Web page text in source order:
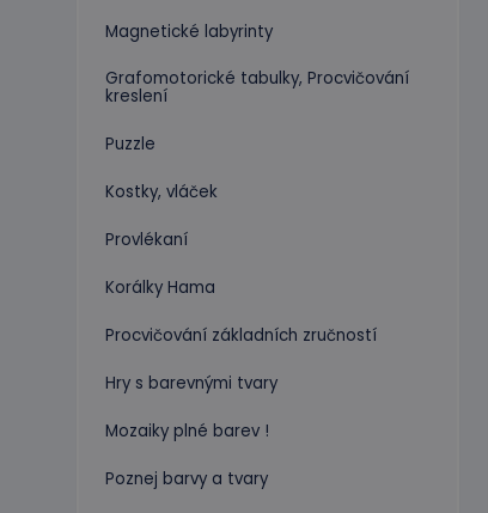
Magnetické labyrinty
Grafomotorické tabulky, Procvičování
kreslení
Puzzle
Kostky, vláček
Provlékaní
Korálky Hama
Procvičování základních zručností
Hry s barevnými tvary
Mozaiky plné barev !
Poznej barvy a tvary